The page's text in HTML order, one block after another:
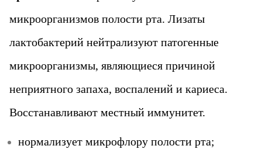
микроорганизмов полости рта. Лизаты
лактобактерий нейтрализуют патогенные
микроорганизмы, являющиеся причиной
неприятного запаха, воспалений и кариеса.
Восстанавливают местный иммунитет.
нормализует микрофлору полости рта;